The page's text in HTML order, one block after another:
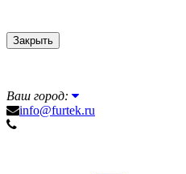
Закрыть
Ваш город:
info@furtek.ru